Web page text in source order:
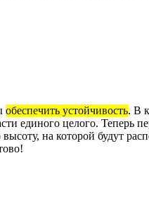
обеспечить устойчивость. В
единого целого. Теперь
на которой будут